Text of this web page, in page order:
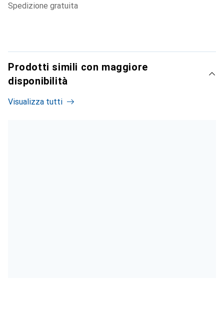
spedizione gratuita
Prodotti simili con maggiore
disponibilità
Visualizza tutti